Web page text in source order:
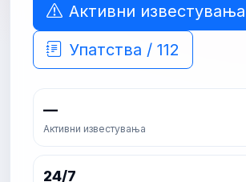
Активни известувања
Упатства / 112
—
Активни известувања
24/7